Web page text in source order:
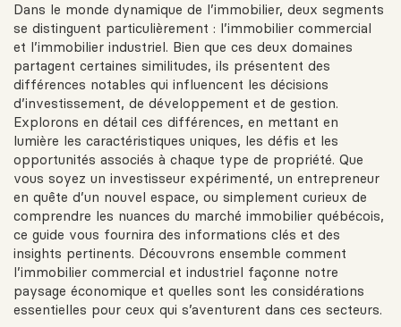
Dans le monde dynamique de l’immobilier, deux segments
se distinguent particulièrement : l’immobilier commercial
et l’immobilier industriel. Bien que ces deux domaines
partagent certaines similitudes, ils présentent des
différences notables qui influencent les décisions
d’investissement, de développement et de gestion.
Explorons en détail ces différences, en mettant en
lumière les caractéristiques uniques, les défis et les
opportunités associés à chaque type de propriété. Que
vous soyez un investisseur expérimenté, un entrepreneur
en quête d’un nouvel espace, ou simplement curieux de
comprendre les nuances du marché immobilier québécois,
ce guide vous fournira des informations clés et des
insights pertinents. Découvrons ensemble comment
l’immobilier commercial et industriel façonne notre
paysage économique et quelles sont les considérations
essentielles pour ceux qui s’aventurent dans ces secteurs.